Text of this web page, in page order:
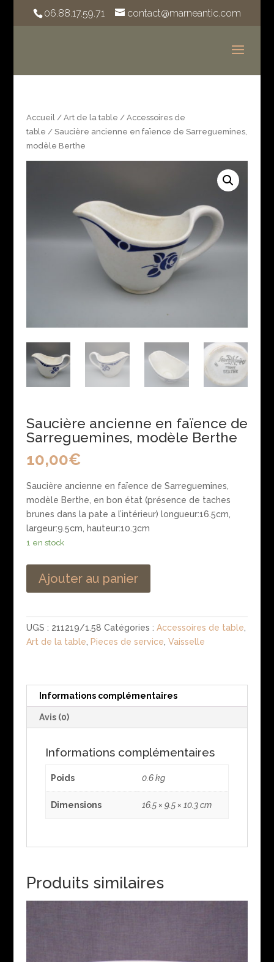
06.88.17.59.71 contact@marneantic.com
Accueil/ Art de la table / Accessoires de
table / Saucière ancienne en faïence de Sarreguemines,
modèle Berthe
Saucière ancienne en faïence de
Sarreguemines, modèle Berthe
10,00€
Saucière ancienne en faïence de Sarreguemines,
modèle Berthe, en bon état (présence de taches
brunes dans la pate a l’intérieur) longueur:16.5cm,
largeur:9.5cm, hauteur:10.3cm
1 en stock
Ajouter au panier
UGS : 211219/1.58 Catégories : Accessoires de table,
Art de la table, Pieces de service, Vaisselle
Informations complémentaires
Avis (0)
Informations complémentaires
Poids 0.6 kg
Dimensions 16.5 × 9.5 × 10.3 cm
Produits similaires